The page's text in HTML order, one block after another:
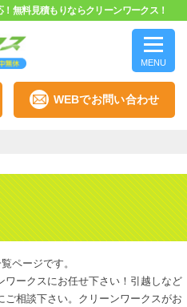
無料見積もりならクリーンワークス！
MENU
WEBでお問い合わせ
ページです。
ークスにお任せ下さい！引越しなど
相談下さい。クリーンワークスがお